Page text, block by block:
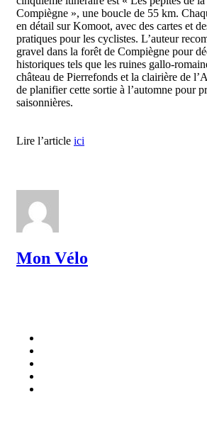
Compiègne », une boucle de 55 km.
en détail sur Komoot, avec des cartes et
pratiques pour les cyclistes. L’auteur
gravel dans la forêt de Compiègne pour
historiques tels que les ruines gallo-
château de Pierrefonds et la clairière de
de planifier cette sortie à l’automne pour
saisonnières.
Lire l’article ici
Mon Vélo